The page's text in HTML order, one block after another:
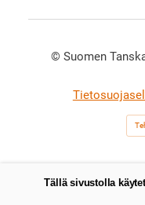
© Suomen
Tällä sivustolla